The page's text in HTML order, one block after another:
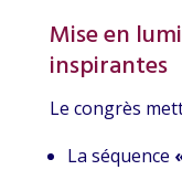
Mise en
inspirantes
Le congrès
La séquence